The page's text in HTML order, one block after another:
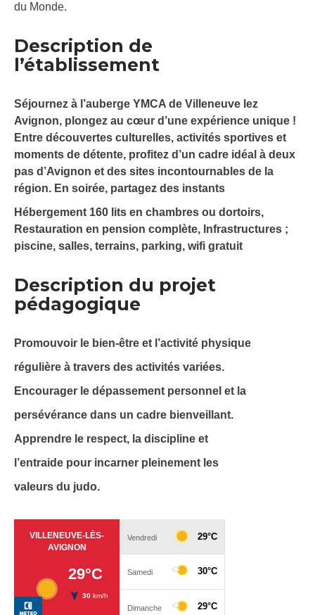
du Monde.
Description de
l’établissement
Séjournez à l’auberge YMCA de Villeneuve lez
Avignon, plongez au cœur d’une expérience unique !
Entre découvertes culturelles, activités sportives et
moments de détente, profitez d’un cadre idéal à deux
pas d’Avignon et des sites incontournables de la
région. En soirée, partagez des instants
Hébergement 160 lits en chambres ou dortoirs,
Restauration en pension complète, Infrastructures ;
piscine, salles, terrains, parking, wifi gratuit
Description du projet
pédagogique
Promouvoir le bien-être et l’activité physique
régulière à travers des activités variées.
Encourager le dépassement personnel et la
persévérance dans un cadre bienveillant.
Apprendre le respect, la discipline et
l’entraide pour incarner pleinement les
valeurs du judo.